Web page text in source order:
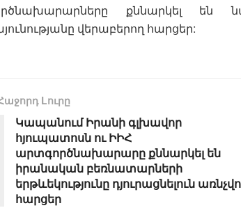
քննարկել են
վերաբերող հարցեր:
Lուրը
Կապանում Իրանի գլխավոր
հյուպատոսն ու ԻԻՀ
արտգործնախարարը քննարկել են
իրանական բեռնատարների
երթևեկությունը դյուրացնելուն
հարցեր